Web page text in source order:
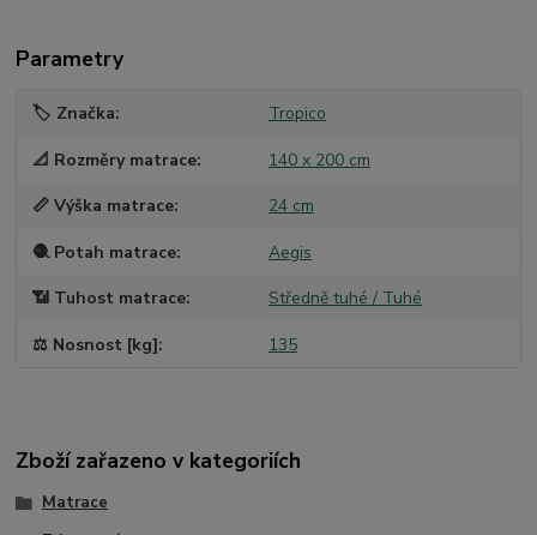
Parametry
🏷️ Značka Tropico
📐 Rozměry matrace 140 x 200 cm
📏 Výška matrace 24 cm
🧶 Potah matrace Aegis
📶 Tuhost matrace Středně tuhé / Tuhé
⚖️ Nosnost [kg] 135
Zboží zařazeno v kategoriích
Matrace